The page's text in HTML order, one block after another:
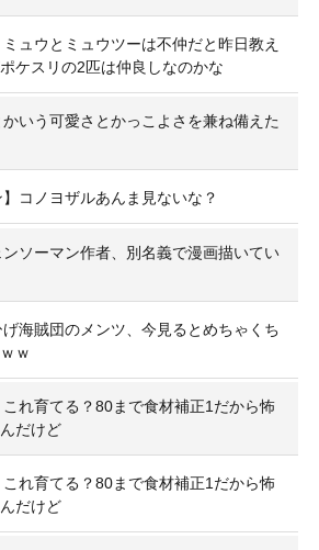
ミュウとミュウツーは不仲だと昨日教え
ケスリの2匹は仲良しなのかな
いう可愛さとかっこよさを兼ね備えた
】コノヨザルあんま見ないな？
ンソーマン作者、別名義で漫画描いてい
げ海賊団のメンツ、今見るとめちゃくち
ｗ
これ育てる？80まで食材補正1だから怖
だけど
これ育てる？80まで食材補正1だから怖
だけど